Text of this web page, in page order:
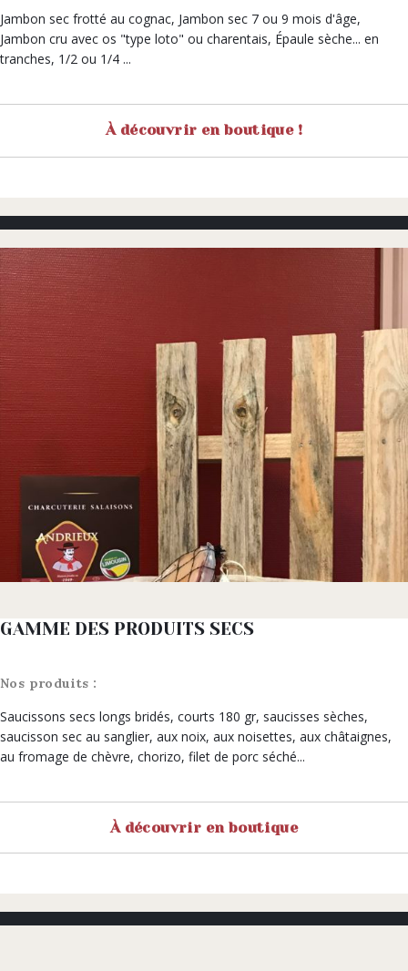
Jambon sec frotté au cognac, Jambon sec 7 ou 9 mois d'âge,
Jambon cru avec os "type loto" ou charentais, Épaule sèche... en
tranches, 1/2 ou 1/4 ...
À découvrir en boutique !
GAMME DES PRODUITS SECS
Nos produits :
Saucissons secs longs bridés, courts 180 gr, saucisses sèches,
saucisson sec au sanglier, aux noix, aux noisettes, aux châtaignes,
au fromage de chèvre, chorizo, filet de porc séché...
À découvrir en boutique